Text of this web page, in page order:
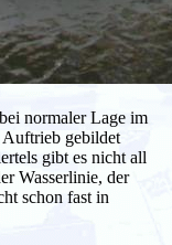
normaler Lage im
Auftrieb gebildet
gibt es nicht all
Wasserlinie, der
schon fast in